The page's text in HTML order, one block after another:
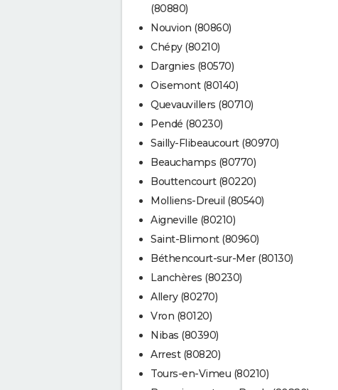
(80880)
Nouvion (80860)
Chépy (80210)
Dargnies (80570)
Oisemont (80140)
Quevauvillers (80710)
Pendé (80230)
Sailly-Flibeaucourt (80970)
Beauchamps (80770)
Bouttencourt (80220)
Molliens-Dreuil (80540)
Aigneville (80210)
Saint-Blimont (80960)
Béthencourt-sur-Mer (80130)
Lanchères (80230)
Allery (80270)
Vron (80120)
Nibas (80390)
Arrest (80820)
Tours-en-Vimeu (80210)